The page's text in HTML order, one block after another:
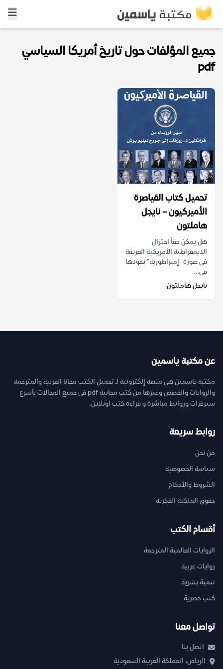
جميع المؤلفات حول تاريخ أمريكا السياسي
pdf
تحميل كتاب القياصرة
الأميركيون – نايجل
هاملتون
هل يمكن حقاً اختزال
الديمقراطية الأمريكية العريقة
في صورة "إمبراطورية" يقودها
قي...
نايجل هاملتون
عن مكتبة ياسمين
مكتبة ياسمين هي منصة إلكترونية لـ تحميل الكتب مجانا العربية والمترجمة
والروايات والقصص وغيرها من كتب مجانية pdf فى جميع المجالات بأسرع
سيرفرات وروابط مباشرة و قراءة كتب اونلاين.
روابط سريعة
من نحن
سياسة الخصوصية
الشروط والأحكام
حقوق الملكية الفكرية
أقسام الكتب
الروايات العالمية المترجمة
روايات عربية
تنمية بشرية
كتب حصرية
تواصل معنا
اتصل بنا
الرياض، المملكة العربية السعودية